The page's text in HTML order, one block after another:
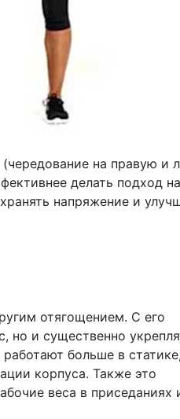
на правую и
делать подход
напряжение и
отягощением. С его
но и существенно
больше в
корпуса. Также это
веса в приседаниях